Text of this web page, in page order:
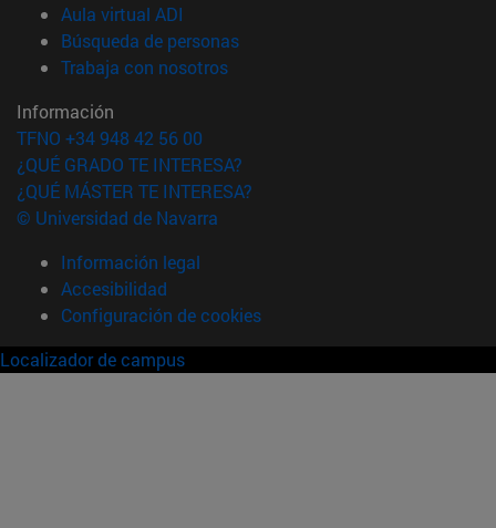
Aula virtual ADI
Búsqueda de personas(abre en nueva ventana)
Trabaja con nosotros(abre en nueva ventana)
Información
TFNO +34 948 42 56 00
¿QUÉ GRADO TE INTERESA?
¿QUÉ MÁSTER TE INTERESA?
© Universidad de Navarra
Información legal
Accesibilidad
Configuración de cookies
Localizador de campus